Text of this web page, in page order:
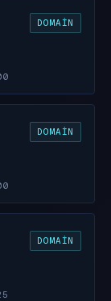
DOMAIN
DOMAIN
DOMAIN